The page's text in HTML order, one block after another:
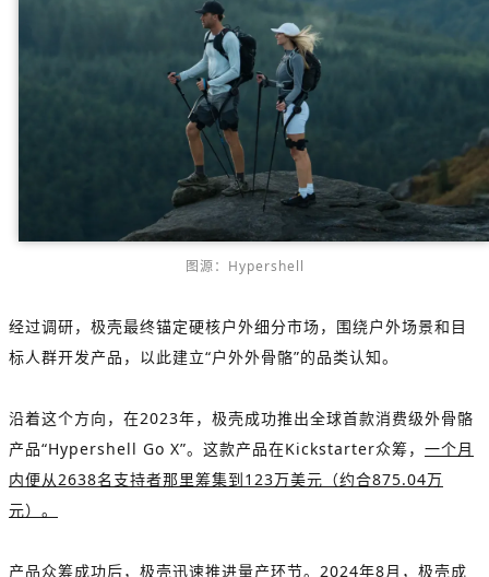
图源：Hypershell
经过调研，极壳最终锚定硬核户外细分市场，围绕户外场景和目
标人群开发产品，以此建立“户外外骨骼”的品类认知。
沿着这个方向，在2023年，极壳成功推出全球首款消费级外骨骼
产品“Hypershell Go X”。这款产品在Kickstarter众筹， 一个月
内便从2638名支持者那里筹集到123万美元（约合875.04万
元）。
产品众筹成功后，极壳迅速推进量产环节。2024年8月，极壳成